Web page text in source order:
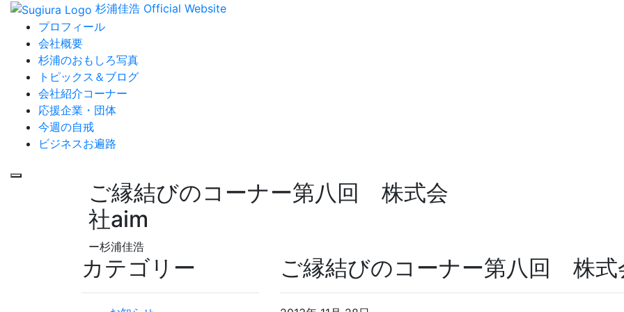
杉浦佳浩 Official Website
プロフィール
会社概要
杉浦のおもしろ写真
トピックス＆ブログ
会社紹介コーナー
応援企業・団体
今週の自戒
ビジネスお遍路
ご縁結びのコーナー第八回 株式会
社aim
ー杉浦佳浩
ご縁結びのコーナー第八回 株式
カテゴリー